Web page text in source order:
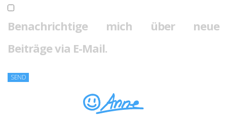
Benachrichtige mich über neue
Beiträge via E-Mail.